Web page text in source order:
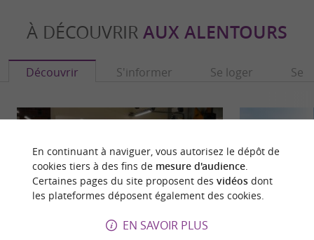
À DÉCOUVRIR AUX ALENTOURS
Découvrir S'informer Se loger Se
En continuant à naviguer, vous autorisez le dépôt de
cookies tiers à des fins de mesure d'audience.
Certaines pages du site proposent des vidéosdont
les plateformes déposent également des cookies.
EN SAVOIR PLUS